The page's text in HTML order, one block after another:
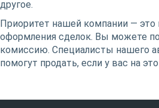
другое.
Приоритет нашей компании — это
оформления сделок. Вы можете
комиссию. Специалисты нашего
помогут продать, если у вас на